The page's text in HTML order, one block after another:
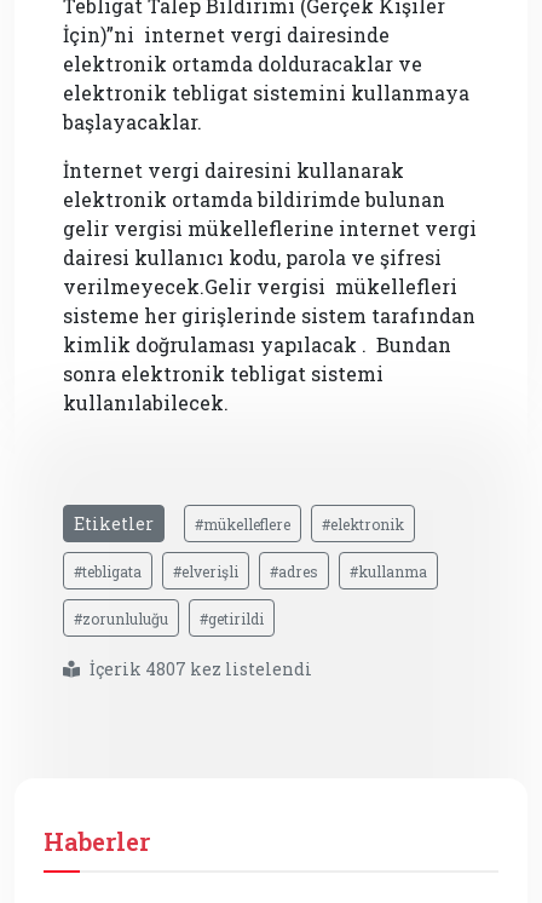
Tebligat Talep Bildirimi (Gerçek Kişiler
İçin)”ni internet vergi dairesinde
elektronik ortamda dolduracaklar ve
elektronik tebligat sistemini kullanmaya
başlayacaklar.
İnternet vergi dairesini kullanarak
elektronik ortamda bildirimde bulunan
gelir vergisi mükelleflerine internet vergi
dairesi kullanıcı kodu, parola ve şifresi
verilmeyecek.Gelir vergisi mükellefleri
sisteme her girişlerinde sistem tarafından
kimlik doğrulaması yapılacak . Bundan
sonra elektronik tebligat sistemi
kullanılabilecek.
Etiketler #mükelleflere #elektronik
#tebligata #elverişli #adres #kullanma
#zorunluluğu #getirildi
İçerik 4807 kez listelendi
Haberler